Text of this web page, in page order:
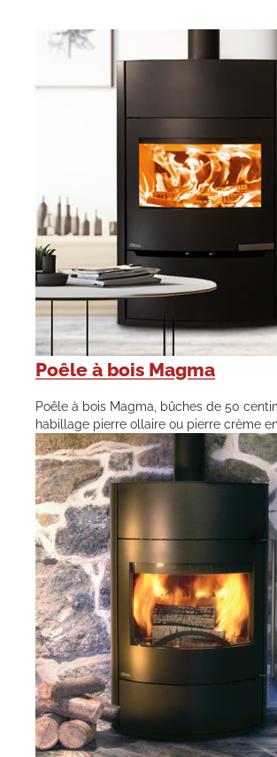
Poêle à bois Magma
Poêle à bois Magma, bûches de 50
habillage pierre ollaire ou pierre crème